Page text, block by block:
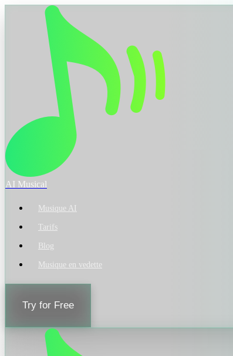
AI Musical
Musique AI
Tarifs
Blog
Musique en vedette
Try for Free